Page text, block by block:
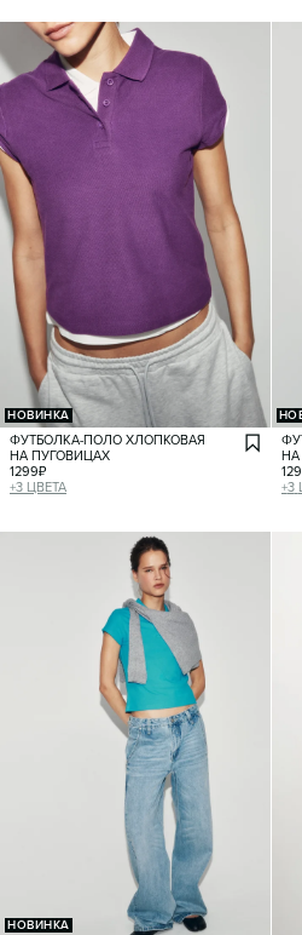
НОВИНКА
ФУТБОЛКА-ПОЛО ХЛОПКОВАЯ
НА ПУГОВИЦАХ
1299₽
+3 ЦВЕТА
НА
+3
НОВИНКА